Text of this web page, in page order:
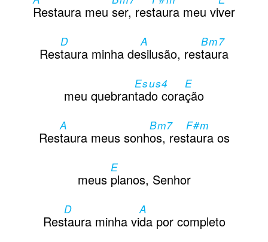
Restaura meu ser, restaura meu viver
Res
D
taura minha de
A
silusão, res
Bm7
taura
meu quebran
Esus4
tado cora
E
ção
Res
A
taura meus sonh
Bm7
os, res
F#m
taura os
meus
E
planos, Senhor
Res
D
taura minha vi
A
da por completo